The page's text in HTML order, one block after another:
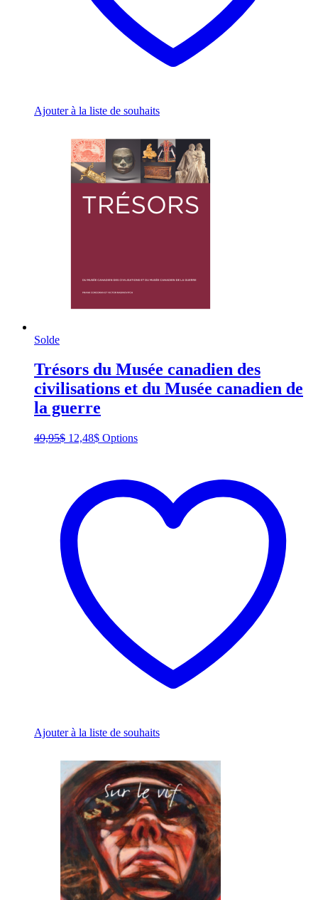
Ajouter à la liste de souhaits
Solde
Trésors du Musée canadien des
civilisations et du Musée canadien de
la guerre
49,95$ Original
12,48$Current
OptionsThis
variants.
The
options
Ajouter à la liste de souhaits